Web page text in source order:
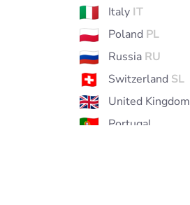
Italy IT
Poland PL
Russia RU
Switzerland SL
United Kingdom
Portugal